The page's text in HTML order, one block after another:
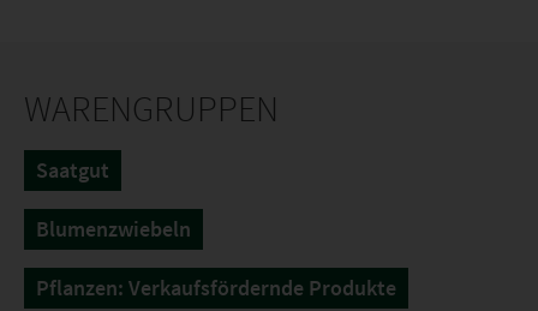
WARENGRUPPEN
Saatgut
Blumenzwiebeln
Pflanzen: Verkaufsfördernde Produkte